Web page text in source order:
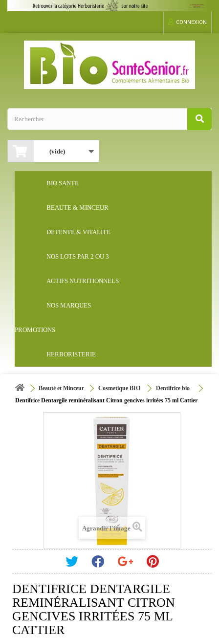
CONNEXION
(vide)
BIO SANTE
BEAUTE & MINCEUR
DETENTE & VITALITE
NOS LOTS PAR 2 OU 3
ACTIFS NUTRITIONNELS
NOS MARQUES
PROMOTIONS
HERBORISTERIE
Beauté et Minceur Cosmetique BIO
Dentifrice bio
Dentifrice Dentargile reminéralisant Citron gencives irritées 75 ml Cattier
Agrandir l'image
DENTIFRICE DENTARGILE
REMINÉRALISANT CITRON
GENCIVES IRRITÉES 75 ML
CATTIER